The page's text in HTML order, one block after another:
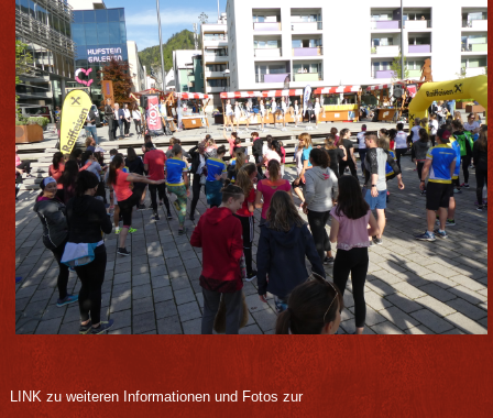
LINK zu weiteren Informationen und Fotos zur